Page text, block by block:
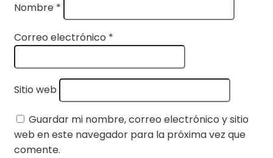
Nombre *
Correo electrónico *
Sitio web
Guardar mi nombre, correo electrónico y sitio
web en este navegador para la próxima vez que
comente.